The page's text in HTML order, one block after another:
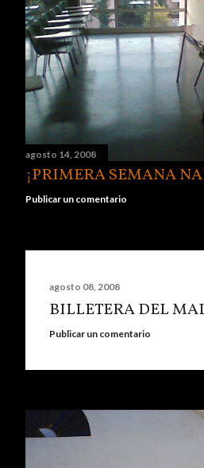
d
a
s
agosto 14, 2008
¡PRIMERA SEMANA
Publicar un comentario
agosto 08, 2008
BILLETERA DEL
Publicar un comentario